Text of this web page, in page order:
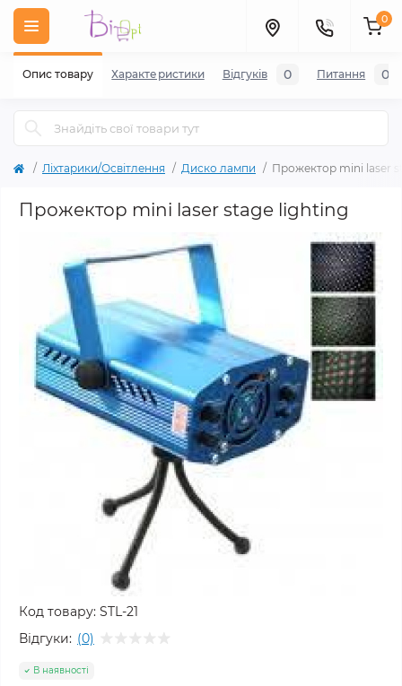
0
Ліхтарики/Освітлення Диско лампи Прожектор mini laser
Прожектор mini laser stage lighting
Код товару: STL-21
Відгуки: (0)
В наявності
Опис товару Характеристики Відгуків 0 Питання 0